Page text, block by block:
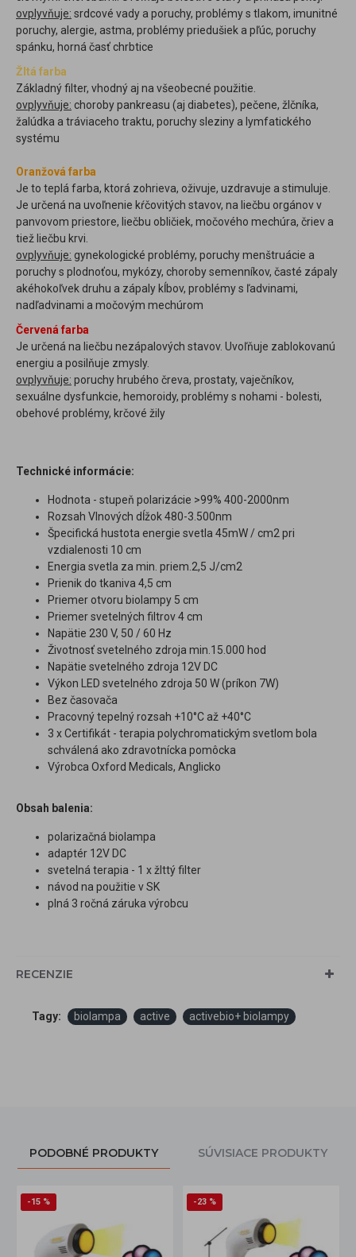
ovplyvňuje: srdcové vady a poruchy, problémy s tlakom, imunitné
poruchy, alergie, astma, problémy priedušiek a pľúc, poruchy
spánku, horná časť chrbtice
Žltá farba
Základný filter, vhodný aj na všeobecné použitie.
ovplyvňuje: choroby pankreasu (aj diabetes), pečene, žlčníka,
žalúdka a tráviaceho traktu, poruchy sleziny a lymfatického
systému
Oranžová farba
Je to teplá farba, ktorá zohrieva, oživuje, uzdravuje a stimuluje.
Je určená na uvoľnenie kŕčovitých stavov, na liečbu orgánov v
panvovom priestore, liečbu obličiek, močového mechúra, čriev a
tiež liečbu krvi.
ovplyvňuje: gynekologické problémy, poruchy menštruácie a
poruchy s plodnoťou, mykózy, choroby semenníkov, časté zápaly
akéhokoľvek druhu a zápaly kĺbov, problémy s ľadvinami,
nadľadvinami a močovým mechúrom
Červená farba
Je určená na liečbu nezápalových stavov. Uvoľňuje zablokovanú
energiu a posilňuje zmysly.
ovplyvňuje: poruchy hrubého čreva, prostaty, vaječníkov,
sexuálne dysfunkcie, hemoroidy, problémy s nohami - bolesti,
obehové problémy, krčové žily
Technické informácie:
Hodnota - stupeň polarizácie >99% 400-2000nm
Rozsah Vlnových dĺžok 480-3.500nm
Špecifická hustota energie svetla 45mW / cm2 pri
vzdialenosti 10 cm
Energia svetla za min. priem.2,5 J/cm2
Prienik do tkaniva 4,5 cm
Priemer otvoru biolampy 5 cm
Priemer svetelných filtrov 4 cm
Napätie 230 V, 50 / 60 Hz
Životnosť svetelného zdroja min.15.000 hod
Napätie svetelného zdroja 12V DC
Výkon LED svetelného zdroja 50 W (príkon 7W)
Bez časovača
Pracovný tepelný rozsah +10°C až +40°C
3 x Certifikát - terapia polychromatickým svetlom bola
schválená ako zdravotnícka pomôcka
Výrobca Oxford Medicals, Anglicko
Obsah balenia:
polarizačná biolampa
adaptér 12V DC
svetelná terapia - 1 x žlttý filter
návod na použitie v SK
plná 3 ročná záruka výrobcu
RECENZIE
Tagy: biolampa active activebio+ biolampy
PODOBNÉ PRODUKTY SÚVISIACE PRODUKTY
-15 % -23 %